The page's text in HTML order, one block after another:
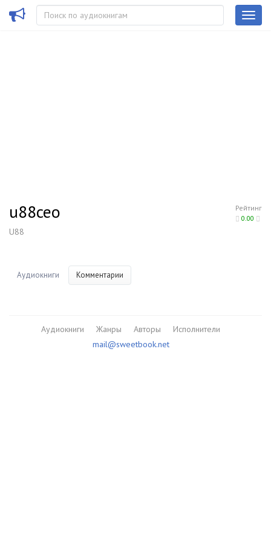
Рейтинг
0.00
u88ceo
U88
Аудиокниги Комментарии
Аудиокниги Жанры Авторы
Исполнители
mail@sweetbook.net